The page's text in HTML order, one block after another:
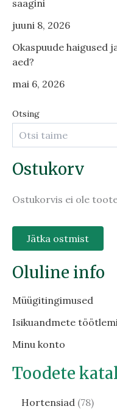
saagini
juuni 8, 2026
Okaspuude haigused
aed?
mai 6, 2026
Otsing
Ostukorv
Ostukorvis ei ole
Jätka ostmist
Oluline info
Müügitingimused
Isikuandmete
Minu konto
Toodete
Hortensiad 78